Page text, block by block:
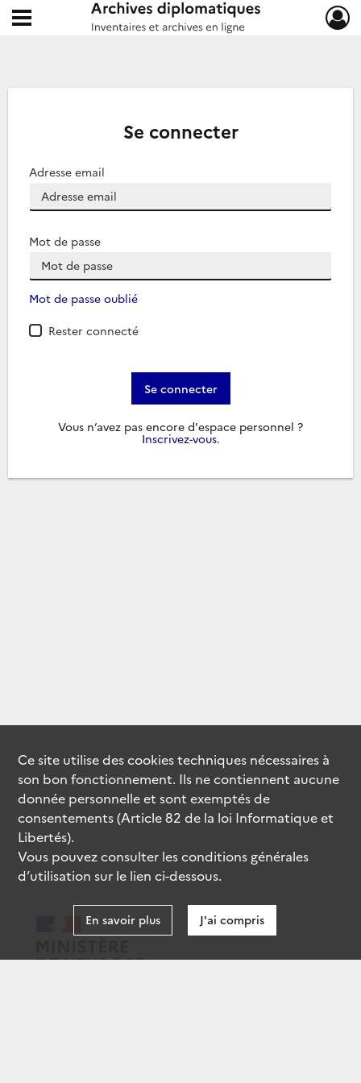
Archives diplomatiques
Ouvrir le menu déroulant
Se connecter
Adresse email
Mot de passe
Mot de passe oublié
Rester connecté
Se connecter
Vous n’avez pas encore d'espace personnel ?
Inscrivez-vous.
Ce site utilise descookiestechniques nécessaires à
son bon fonctionnement. Ils ne contiennent aucune
donnée personnelle et sont exemptés de
consentements (Article 82 de la loi Informatique et
Libertés).
Vous pouvez consulter les conditions générales
d’utilisation sur le lien ci-dessous.
En savoir plus J'ai compris